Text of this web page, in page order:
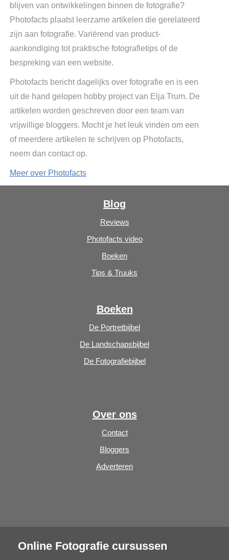
blijven van ontwikkelingen binnen de fotografie?
Photofacts plaatst leerzame artikelen die gerelateerd
zijn aan fotografie. Variërend van product-
aankondiging tot praktische fotografietips of de
bespreking van een website.
Photofacts bericht dagelijks over fotografie en is een
uit de hand gelopen hobby project van Elja Trum. De
artikelen worden geschreven door een team van
vrijwillige bloggers. Mocht je het leuk vinden om een
of meerdere artikelen te schrijven op Photofacts,
neem dan contact op.
Meer over Photofacts
Blog
Reviews
Photofacts video
Boeken
Tips & Truuks
Boeken
De Portretbijbel
De Landschapsbijbel
De Fotografiebijbel
Over ons
Contact
Bloggers
Adverteren
Online Fotografie cursussen